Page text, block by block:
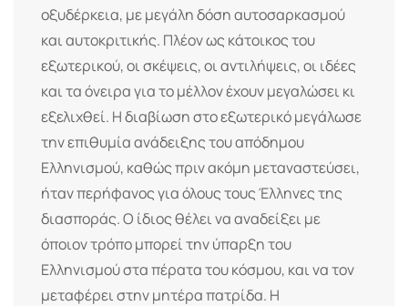
οξυδέρκεια, με μεγάλη δόση αυτοσαρκασμού
και αυτοκριτικής. Πλέον ως κάτοικος του
εξωτερικού, οι σκέψεις, οι αντιλήψεις, οι ιδέες
και τα όνειρα για το μέλλον έχουν μεγαλώσει κι
εξελιχθεί. Η διαβίωση στο εξωτερικό μεγάλωσε
την επιθυμία ανάδειξης του απόδημου
Ελληνισμού, καθώς πριν ακόμη μεταναστεύσει,
ήταν περήφανος για όλους τους Έλληνες της
διασποράς. Ο ίδιος θέλει να αναδείξει με
όποιον τρόπο μπορεί την ύπαρξη του
Ελληνισμού στα πέρατα του κόσμου, και να τον
μεταφέρει στην μητέρα πατρίδα. Η